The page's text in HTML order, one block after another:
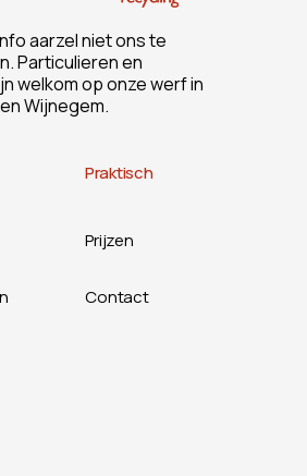
aarzel niet ons te
Particulieren en
welkom op onze werf in
Wijnegem.
Praktisch
Prijzen
Contact